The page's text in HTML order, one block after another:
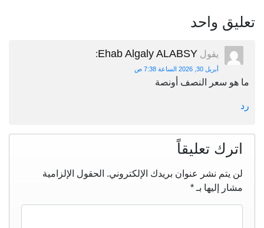
تعليق واحد
يقول Ehab Algaly ALABSY
:
أبريل 30, 2026 الساعة 7:38 ص
ما هو سعر النصف أونصة
رد
اترك تعليقاً
لن يتم نشر عنوان بريدك الإلكتروني. الحقول الإلزامية
مشار إليها بـ *